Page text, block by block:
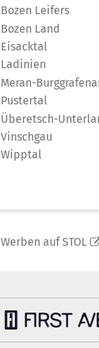
Bozen Leifers
Bozen Land
Eisacktal
Ladinien
Meran-
Pustertal
Überetsch-
Vinschgau
Wipptal
Werben auf STOL